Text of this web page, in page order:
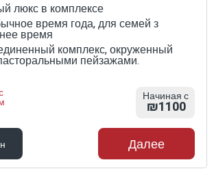
люкс в комплексе
время года, для семей з
время
комплекс, окруженный
пейзажами.
Начиная с
₪1100
Далее